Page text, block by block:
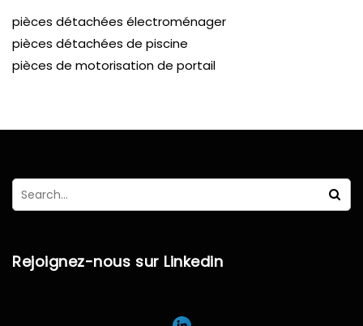
pièces détachées électroménager
pièces détachées de piscine
pièces de motorisation de portail
Rejoignez-nous sur Linkedin